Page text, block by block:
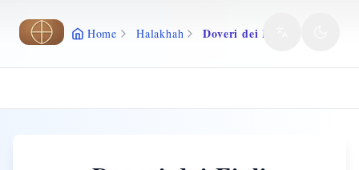
Vai al contenuto principale
Home Halakhah Doveri dei Figli